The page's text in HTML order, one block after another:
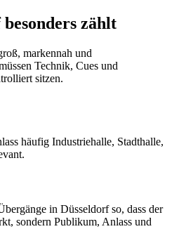
zählt
markennah und
Technik, Cues und
sitzen.
häufig Industriehalle, Stadthalle,
in Düsseldorf so, dass der
sondern Publikum, Anlass und